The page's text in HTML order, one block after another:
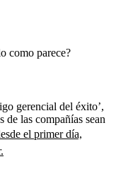
como parece?
gerencial del éxito’,
de las compañías sean
el primer día,